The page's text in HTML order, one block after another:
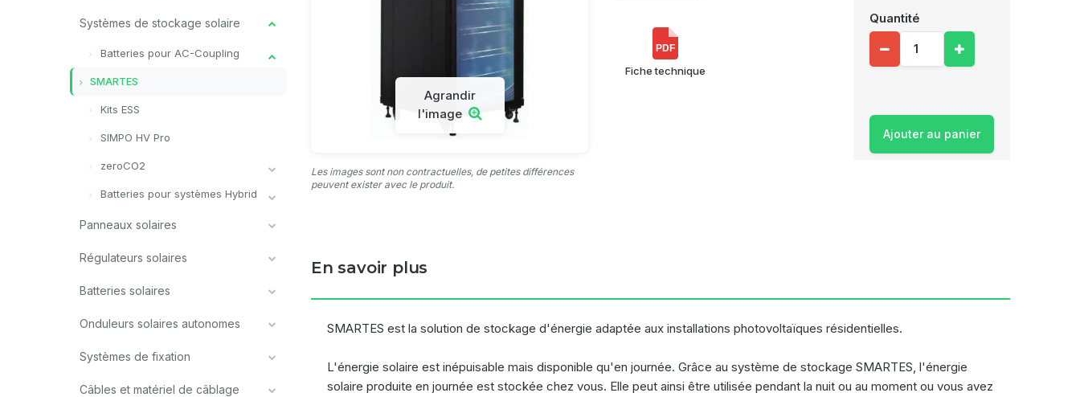
Systèmes de stockage solaire
Batteries pour AC-Coupling
SMARTES
Kits ESS
SIMPO HV Pro
zeroCO2
Batteries pour systèmes Hybrid
Panneaux solaires
Régulateurs solaires
Batteries solaires
Onduleurs solaires autonomes
Systèmes de fixation
Câbles et matériel de câblage
Agrandir
l'image
Les images sont non contractuelles, de petites différences
peuvent exister avec le produit.
PDF
Fiche technique
Quantité
Ajouter au panier
En savoir plus
SMARTES est la solution de stockage d'énergie adaptée aux installations photovoltaïques résidentielles.
L'énergie solaire est inépuisable mais disponible qu'en journée. Grâce au système de stockage SMARTES, l'énergie
solaire produite en journée est stockée chez vous. Elle peut ainsi être utilisée pendant la nuit ou au moment ou vous avez